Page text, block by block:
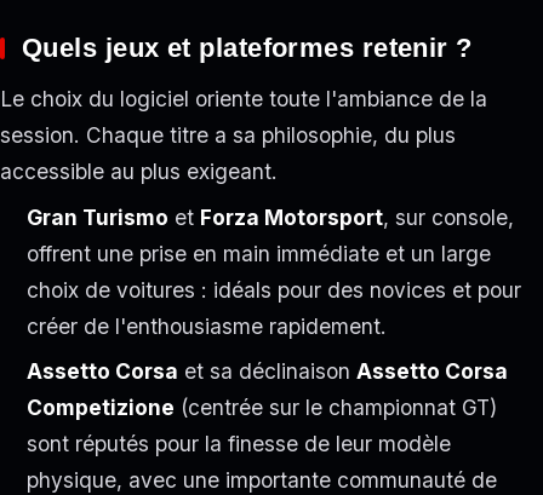
Quels jeux et plateformes retenir ?
Le choix du logiciel oriente toute l'ambiance de la
session. Chaque titre a sa philosophie, du plus
accessible au plus exigeant.
Gran Turismo et Forza Motorsport, sur console,
offrent une prise en main immédiate et un large
choix de voitures : idéals pour des novices et pour
créer de l'enthousiasme rapidement.
Assetto Corsa et sa déclinaisonAssetto Corsa
Competizione (centrée sur le championnat GT)
sont réputés pour la finesse de leur modèle
physique, avec une importante communauté de